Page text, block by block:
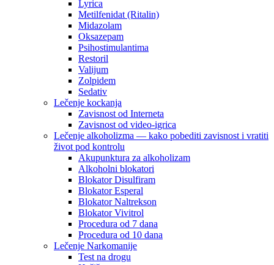
Lyrica
Metilfenidat (Ritalin)
Midazolam
Oksazepam
Psihostimulantima
Restoril
Valijum
Zolpidem
Sedativ
Lečenje kockanja
Zavisnost od Interneta
Zavisnost od video-igrica
Lečenje alkoholizma — kako pobediti zavisnost i vratiti
život pod kontrolu
Akupunktura za alkoholizam
Alkoholni blokatori
Blokator Disulfiram
Blokator Esperal
Blokator Naltrekson
Blokator Vivitrol
Procedura od 7 dana
Procedura od 10 dana
Lečenje Narkomanije
Test na drogu